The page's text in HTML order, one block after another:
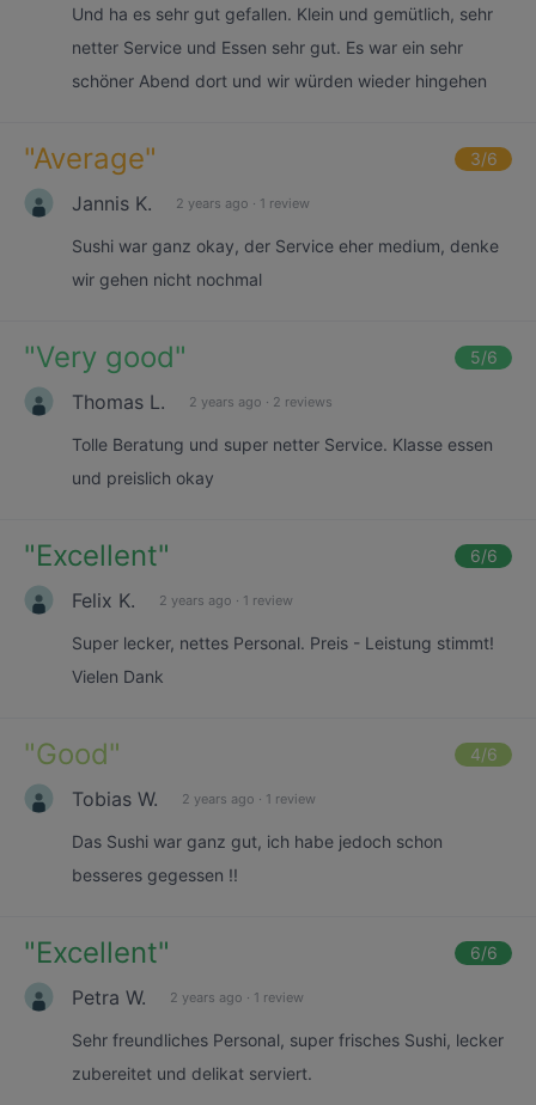
Und ha es sehr gut gefallen. Klein und gemütlich, sehr
netter Service und Essen sehr gut. Es war ein sehr
schöner Abend dort und wir würden wieder hingehen
"Average" 3/6
Jannis K. 2 years ago · 1 review
Sushi war ganz okay, der Service eher medium, denke
wir gehen nicht nochmal
"Very good" 5/6
Thomas L. 2 years ago · 2 reviews
Tolle Beratung und super netter Service. Klasse essen
und preislich okay
"Excellent" 6/6
Felix K. 2 years ago · 1 review
Super lecker, nettes Personal. Preis - Leistung stimmt!
Vielen Dank
"Good" 4/6
Tobias W. 2 years ago · 1 review
Das Sushi war ganz gut, ich habe jedoch schon
besseres gegessen !!
"Excellent" 6/6
Petra W. 2 years ago · 1 review
Sehr freundliches Personal, super frisches Sushi, lecker
zubereitet und delikat serviert.